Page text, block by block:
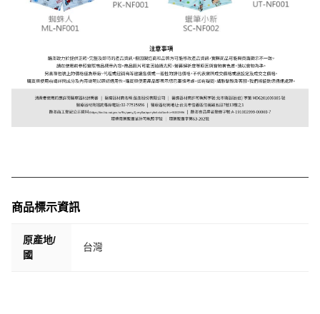
商品標示資訊
原產地/
國
台灣